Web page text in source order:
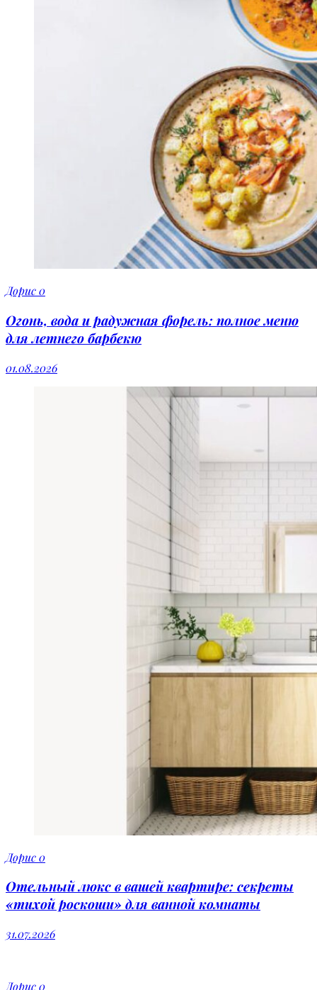
Дорис0
Огонь, вода и радужная форель: полное меню
для летнего барбекю
01.08.2026
Дорис0
Отельный люкс в вашей квартире: секреты
«тихой роскоши» для ванной комнаты
31.07.2026
Дорис0